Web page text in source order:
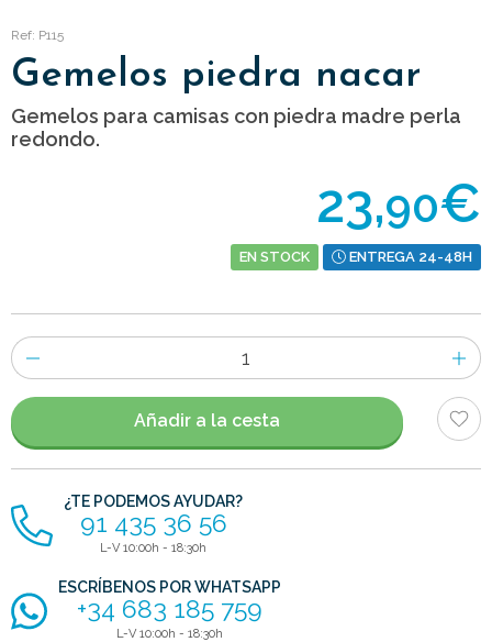
Ref: P115
Gemelos piedra nacar
Gemelos para camisas con piedra madre perla
redondo.
23,90€
EN STOCK ENTREGA 24-48H
Número
de
artículos
Añadir a la cesta
¿TE PODEMOS AYUDAR?
91 435 36 56
L-V 10:00h - 18:30h
ESCRÍBENOS POR WHATSAPP
+34 683 185 759
L-V 10:00h - 18:30h